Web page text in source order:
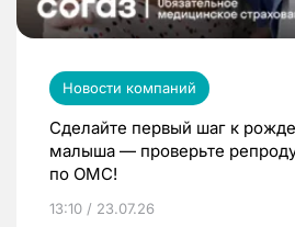
Новости компаний
Сделайте первый шаг к
малыша — проверьте
по ОМС!
13:10 / 23.07.26